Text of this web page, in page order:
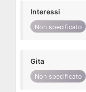
Interessi
Non specificato
Gita
Non specificato